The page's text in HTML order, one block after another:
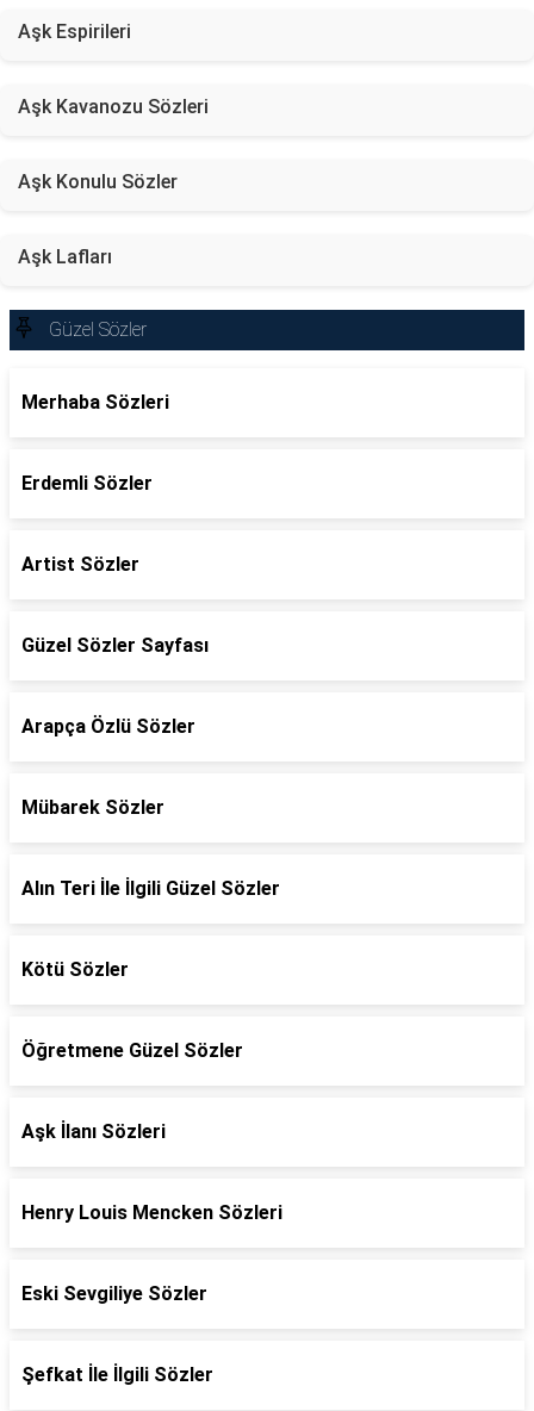
Aşk Espirileri
Aşk Kavanozu Sözleri
Aşk Konulu Sözler
Aşk Lafları
Güzel Sözler
Merhaba Sözleri
Erdemli Sözler
Artist Sözler
Güzel Sözler Sayfası
Arapça Özlü Sözler
Mübarek Sözler
Alın Teri İle İlgili Güzel Sözler
Kötü Sözler
Öğretmene Güzel Sözler
Aşk İlanı Sözleri
Henry Louis Mencken Sözleri
Eski Sevgiliye Sözler
Şefkat İle İlgili Sözler